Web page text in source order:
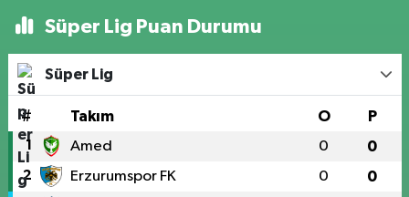
Süper Lig Puan Durumu
Süper Lig
# Takım O P
1 Amed 0 0
2 Erzurumspor FK 0 0